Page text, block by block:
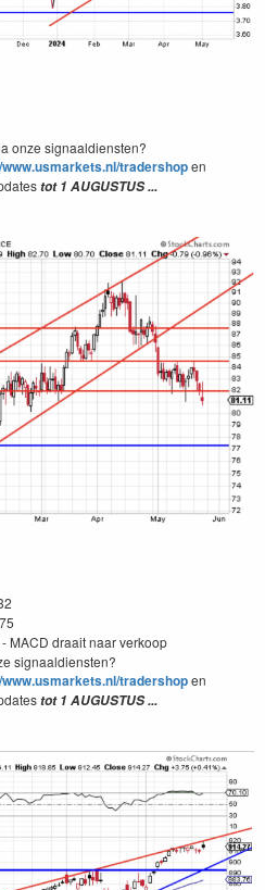
onze signaaldiensten?
tradershopen
tot 1 AUGUSTUS...
MACD draait naar verkoop
signaaldiensten?
tradershopen
tot 1 AUGUSTUS...